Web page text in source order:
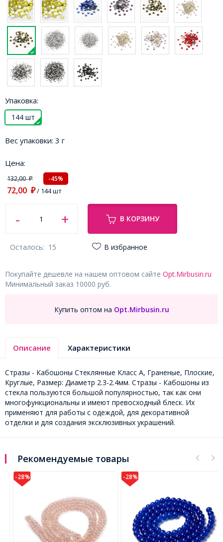
Упаковка:
144 шт
Вес упаковки: 3 г
Цена:
132,00₽ -45%
72,00 ₽/ 144 шт
В КОРЗИНУ
Осталось: 15 В избранное
Покупайте дешевле на нашем оптовом сайте Opt.Mirbusin.ru
Минимальный заказ 10000 руб.
Купить оптом на Opt.Mirbusin.ru
Описание Характеристики
Стразы - Кабошоны Стеклянные Класс А, Граненые, Плоские,
Круглые, Размер: Диаметр 2.3-2.4мм. Стразы - Кабошоны из
стекла пользуются большой популярностью, так как они
многофункциональны и имеют превосходный блеск. Их
применяют для работы с одеждой, для декоративной
отделки и для создания эксклюзивных украшений.
Рекомендуемые товары
-28% -28%